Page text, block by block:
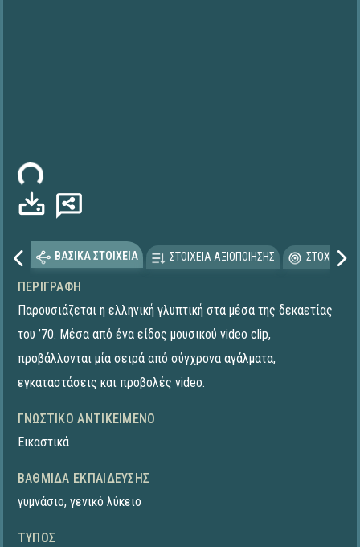
ΒΑΣΙΚΑ ΣΤΟΙΧΕΙΑ ΣΤΟΙΧΕΙΑ ΑΞΙΟΠΟΙΗΣΗΣ
ΠΕΡΙΓΡΑΦΉ
Παρουσιάζεται η ελληνική γλυπτική στα μέσα της δεκαετίας
του ’70. Μέσα από ένα είδος μουσικού video clip,
προβάλλονται μία σειρά από σύγχρονα αγάλματα,
εγκαταστάσεις και προβολές video.
ΓΝΩΣΤΙΚΌ ΑΝΤΙΚΕΊΜΕΝΟ
Εικαστικά
ΒΑΘΜΊΔΑ ΕΚΠΑΊΔΕΥΣΗΣ
γυμνάσιο, γενικό λύκειο
ΤΎΠΟΣ